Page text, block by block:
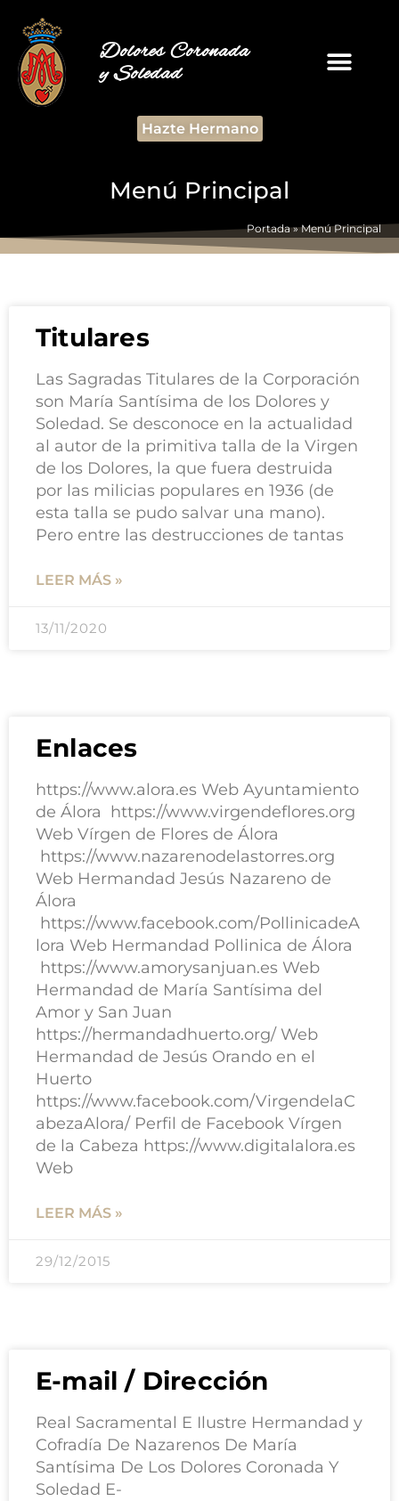
Dolores Coronada
y Soledad
Hazte Hermano
Menú Principal
Portada»Menú Principal
Titulares
Las Sagradas Titulares de la Corporación
son María Santísima de los Dolores y
Soledad. Se desconoce en la actualidad
al autor de la primitiva talla de la Virgen
de los Dolores, la que fuera destruida
por las milicias populares en 1936 (de
esta talla se pudo salvar una mano).
Pero entre las destrucciones de tantas
LEER MÁS »
13/11/2020
Enlaces
https://www.alora.es Web Ayuntamiento
de Álora https://www.virgendeflores.org
Web Vírgen de Flores de Álora
https://www.nazarenodelastorres.org
Web Hermandad Jesús Nazareno de
Álora
https://www.facebook.com/PollinicadeA
lora Web Hermandad Pollinica de Álora
https://www.amorysanjuan.es Web
Hermandad de María Santísima del
Amor y San Juan
https://hermandadhuerto.org/ Web
Hermandad de Jesús Orando en el
Huerto
https://www.facebook.com/VirgendelaC
abezaAlora/ Perfil de Facebook Vírgen
de la Cabeza https://www.digitalalora.es
Web
LEER MÁS »
29/12/2015
E-mail / Dirección
Real Sacramental E Ilustre Hermandad y
Cofradía De Nazarenos De María
Santísima De Los Dolores Coronada Y
Soledad E-